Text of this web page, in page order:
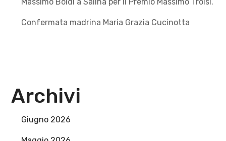
Confermata madrina Maria Grazia Cucinotta
Archivi
Giugno 2026